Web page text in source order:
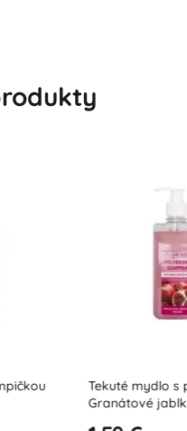
ml
Tekuté mydlo
Soft 500 ml